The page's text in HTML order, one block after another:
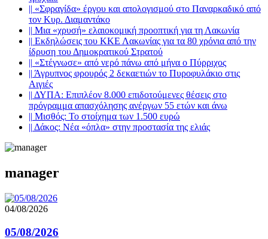
|| «Σφραγίδα» έργου και απολογισμού στο Παναρκαδικό από
τον Κυρ. Διαμαντάκο
|| Μια «χρυσή» ελαιοκομική προοπτική για τη Λακωνία
|| Εκδηλώσεις του ΚΚΕ Λακωνίας για τα 80 χρόνια από την
ίδρυση του Δημοκρατικού Στρατού
|| «Στέγνωσε» από νερό πάνω από μήνα ο Πύρριχος
|| Άγρυπνος φρουρός 2 δεκαετιών το Πυροφυλάκιο στις
Αιγιές
|| ΔΥΠΑ: Επιπλέον 8.000 επιδοτούμενες θέσεις στο
πρόγραμμα απασχόλησης ανέργων 55 ετών και άνω
|| Μισθός: Το στοίχημα των 1.500 ευρώ
|| Δάκος: Νέα «όπλα» στην προστασία της ελιάς
manager
04/08/2026
05/08/2026